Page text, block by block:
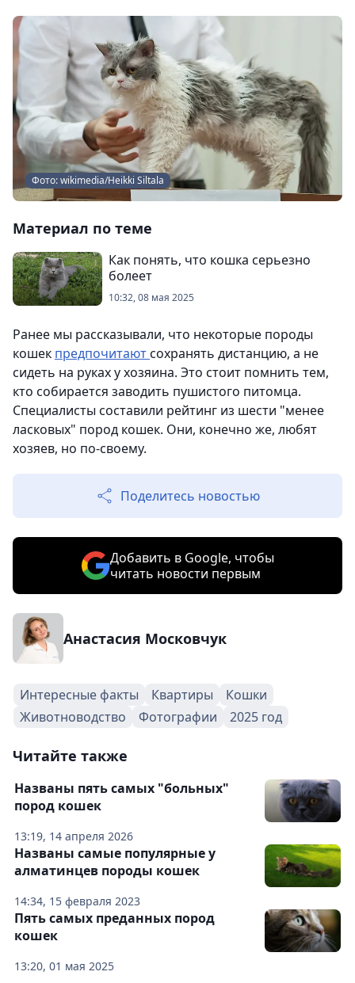
Фото: wikimedia/Heikki Siltala
Материал по теме
Как понять, что кошка серьезно
болеет
10:32, 08 мая 2025
Ранее мы рассказывали, что некоторые породы
кошек предпочитаютсохранять дистанцию, а не
сидеть на руках у хозяина. Это стоит помнить тем,
кто собирается заводить пушистого питомца.
Специалисты составили рейтинг из шести "менее
ласковых" пород кошек. Они, конечно же, любят
хозяев, но по-своему.
Поделитесь новостью
Добавить в Google, чтобы
читать новости первым
Анастасия Московчук
Интересные факты Квартиры
Кошки
Животноводство
Фотографии 2025 год
Читайте также
13:19, 14 апреля 2026
Названы пять самых "больных"
пород кошек
14:34, 15 февраля 2023
Названы самые популярные у
алматинцев породы кошек
13:20, 01 мая 2025
Пять самых преданных пород
кошек